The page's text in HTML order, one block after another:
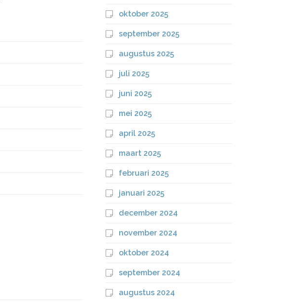
oktober 2025
september 2025
augustus 2025
juli 2025
juni 2025
mei 2025
april 2025
maart 2025
februari 2025
januari 2025
december 2024
november 2024
oktober 2024
september 2024
augustus 2024